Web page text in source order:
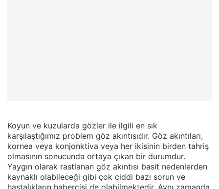
Koyun ve kuzularda gözler ile ilgili en sık
karşılaştığımız problem göz akıntısıdır. Göz akıntıları,
kornea veya konjonktiva veya her ikisinin birden tahriş
olmasının sonucunda ortaya çıkan bir durumdur.
Yaygın olarak rastlanan göz akıntısı basit nedenlerden
kaynaklı olabileceği gibi çok ciddi bazı sorun ve
hastalıkların habercisi de olabilmektedir. Aynı zamanda